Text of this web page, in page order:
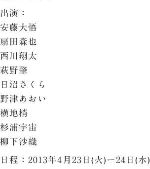
出演：
安藤大悟
扇田森也
西川翔太
萩野肇
日沼さくら
野津あおい
横地梢
杉浦宇宙
柳下沙織
日程：2013年4月23日(火)ー24日(水)